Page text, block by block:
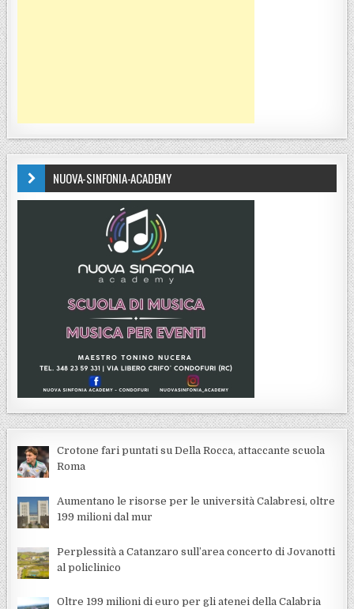
NUOVA-SINFONIA-ACADEMY
Crotone fari puntati su Della Rocca, attaccante scuola
Roma
Aumentano le risorse per le università Calabresi, oltre
199 milioni dal mur
Perplessità a Catanzaro sull’area concerto di Jovanotti
al policlinico
Oltre 199 milioni di euro per gli atenei della Calabria